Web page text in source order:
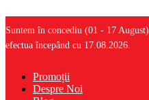
Suntem în concediu (01 - 17
efectua începând cu 17.08.2026.
Promoții
Despre Noi